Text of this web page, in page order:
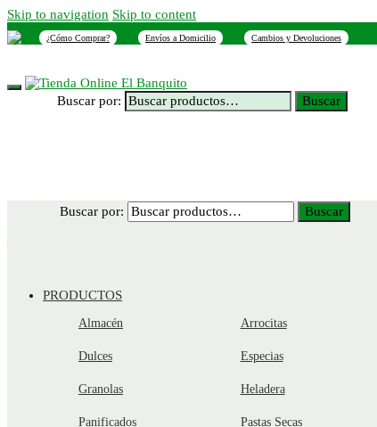
Skip to navigation Skip to content
¿Cómo Comprar? Envíos a Domicilio Cambios y Devoluciones
Buscar por: Buscar
Buscar por: Buscar
PRODUCTOS
Almacén Arrocitas
Dulces Especias
Granolas Heladera
Panificados Pastas Secas